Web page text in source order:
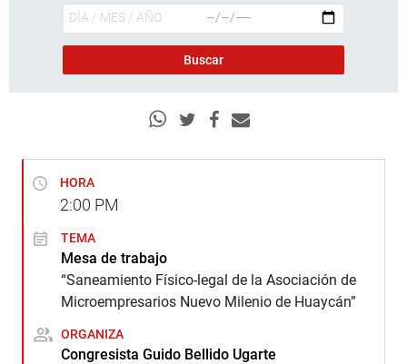
HORA
2:00 PM
TEMA
Mesa de trabajo
“Saneamiento Físico-legal de la Asociación de
Microempresarios Nuevo Milenio de Huaycán”
ORGANIZA
Congresista Guido Bellido Ugarte